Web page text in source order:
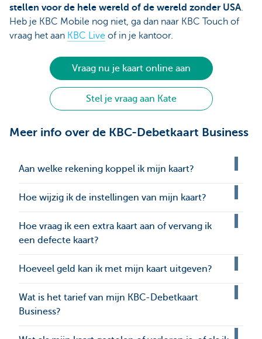
stellen voor de hele wereld of de wereld zonder USA.
Heb je KBC Mobile nog niet, ga dan naar KBC Touch of
vraag het aan KBC Live of in je kantoor.
Vraag nu je kaart online aan
Stel je vraag aan Kate
Meer info over de KBC-Debetkaart Business
Aan welke rekening koppel ik mijn kaart?
Hoe wijzig ik de instellingen van mijn kaart?
Hoe vraag ik een extra kaart aan of vervang ik
een defecte kaart?
Hoeveel geld kan ik met mijn kaart uitgeven?
Wat is het tarief van mijn KBC-Debetkaart
Business?